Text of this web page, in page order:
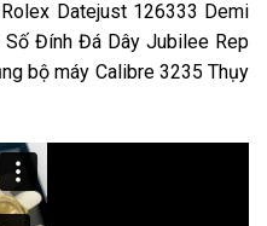
Datejust 126333 Demi
Số Đính Đá Dây Jubilee Rep
bộ máy Calibre 3235 Thụy